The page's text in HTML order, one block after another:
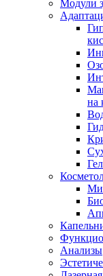
Модули
на
Анализы